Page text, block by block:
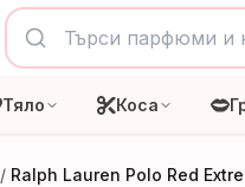
Тяло Коса
/ Ralph Lauren Polo Red